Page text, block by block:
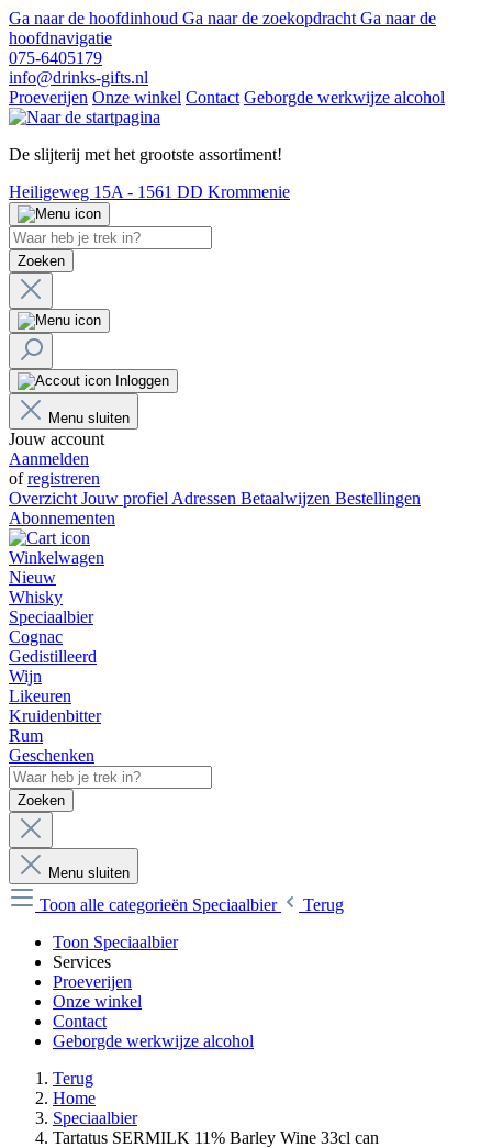
Ga naar de hoofdinhoud Ga naar de zoekopdracht Ga naar de
hoofdnavigatie
075-6405179
info@drinks-gifts.nl
Proeverijen Onze winkel Contact Geborgde werkwijze alcohol
De slijterij met het grootste assortiment!
Heiligeweg 15A - 1561 DD Krommenie
Zoeken
Inloggen
Menu sluiten
Jouw account
Aanmelden
ofregistreren
Overzicht Jouw profiel Adressen Betaalwijzen Bestellingen
Abonnementen
Winkelwagen
Nieuw
Whisky
Speciaalbier
Cognac
Gedistilleerd
Wijn
Likeuren
Kruidenbitter
Rum
Geschenken
Zoeken
Menu sluiten
Toon alle categorieën Speciaalbier
Terug
Toon Speciaalbier
Services
Proeverijen
Onze winkel
Contact
Geborgde werkwijze alcohol
Terug
Home
Speciaalbier
Tartatus SERMILK 11% Barley Wine 33cl can